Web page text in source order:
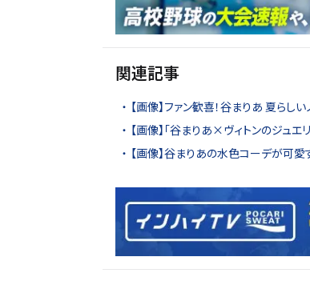
関連記事
【画像】ファン歓喜！谷まりあ 夏らし
【画像】「谷まりあ×ヴィトンのジュエ
【画像】谷まりあの水色コーデが可愛